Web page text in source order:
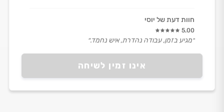
אינו זמין לשיחה
חוות דעת של יוסי
5.00
״מגיע בזמן, עבודה נהדרת, איש נחמד.״